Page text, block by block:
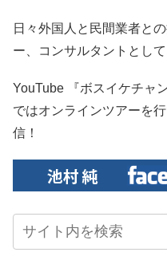
日々外国人と民間業者と
ー、コンサルタントとし
YouTube 『ボスイケチャ
ではオンラインツアーを
信！